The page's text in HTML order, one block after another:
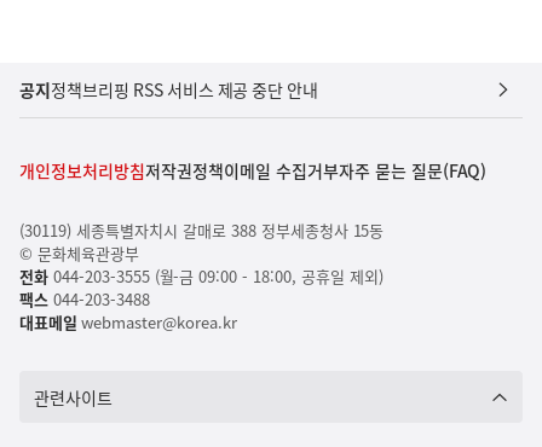
공지정책브리핑 RSS 서비스 제공 중단 안내
개인정보처리방침저작권정책이메일 수집거부자주 묻는 질문(FAQ)
(30119) 세종특별자치시 갈매로 388 정부세종청사 15동
© 문화체육관광부
전화044-203-3555 (월-금 09:00 - 18:00, 공휴일 제외)
팩스044-203-3488
대표메일 webmaster@korea.kr
관련사이트